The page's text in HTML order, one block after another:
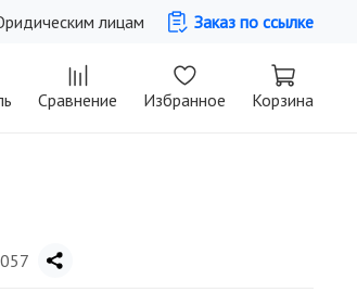
лицам Заказ по ссылке
Сравнение Избранное Корзина